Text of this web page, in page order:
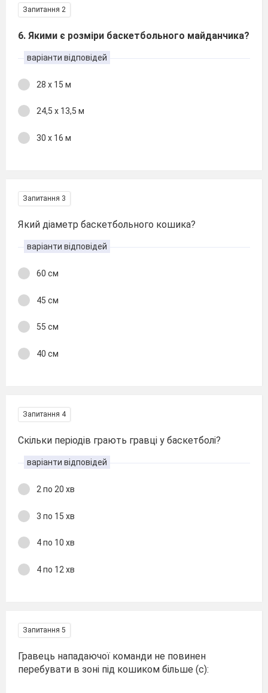
Запитання 2
6. Якими є розміри баскетбольного майданчика?
варіанти відповідей
28 х 15 м
24,5 x 13,5 м
30 х 16 м
Запитання 3
Який діаметр баскетбольного кошика?
варіанти відповідей
60 см
45 см
55 см
40 см
Запитання 4
Скільки періодів грають гравці у баскетболі?
варіанти відповідей
2 по 20 хв
3 по 15 хв
4 по 10 хв
4 по 12 хв
Запитання 5
Гравець нападаючої команди не повинен
перебувати в зоні під кошиком більше (с):